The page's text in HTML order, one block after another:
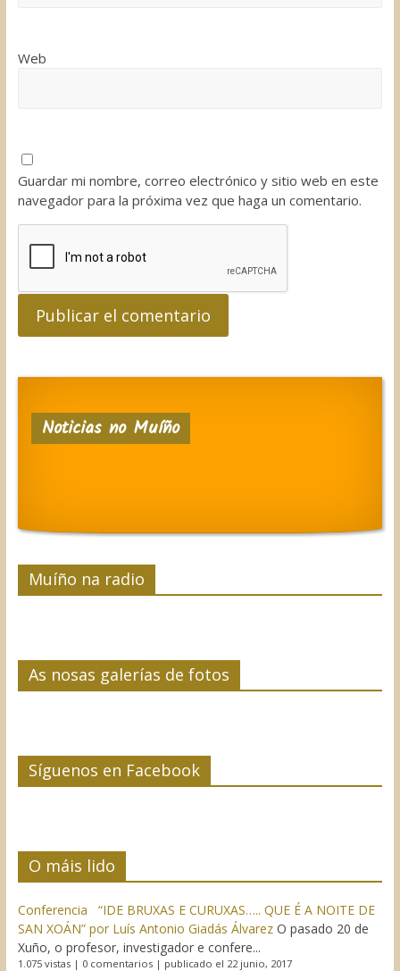
Web
Guardar mi nombre, correo electrónico y sitio web en este
navegador para la próxima vez que haga un comentario.
Noticias no Muíño
Muíño na radio
As nosas galerías de fotos
Síguenos en Facebook
O máis lido
Conferencia “IDE BRUXAS E CURUXAS….. QUE É A NOITE DE
SAN XOÁN” por Luís Antonio Giadás Álvarez O pasado 20 de
Xuño, o profesor, investigador e confere...
1.075 vistas| 0 comentarios| publicado el 22 junio, 2017